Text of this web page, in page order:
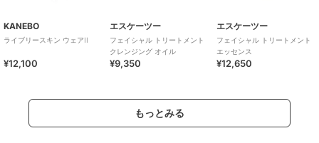
KANEBO
ライブリースキン ウェアII
¥12,100
エスケーツー
フェイシャル トリートメント
クレンジング オイル
¥9,350
エスケーツー
フェイシャル トリートメント
エッセンス
¥12,650
もっとみる